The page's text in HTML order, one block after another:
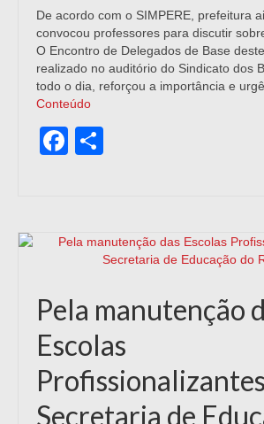
De acordo com o SIMPERE, prefeitura
convocou professores para discutir
O Encontro de Delegados de Base
realizado no auditório do Sindicato dos
todo o dia, reforçou a importância e
Conteúdo
Facebook
Pela manutenção
Escolas
Secretaria de